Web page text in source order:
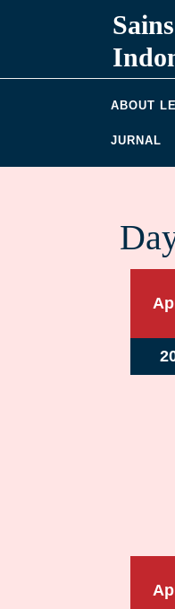
ABOUT
JURNAL